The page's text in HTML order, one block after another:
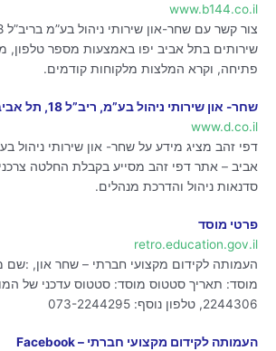
www.b144.co.il
שירותים בתל אביב יפו באמצעות מספר
פתיחה, וקרא המלצות מלקוחות קודמים.
שחר- און שירותי ניהול בע”מ, ריב”ל 18, תל אביב – דפי זהב
www.d.co.il
אביב – אתר דפי זהב מסייע בקבלת החלטה
סדנאות ניהול והדרכת מנהלים.
פרטי מוסד
retro.education.gov.il
2244306, טלפון נוסף: 073-2244295
העמותה לקידום מקצועי חברתי – Facebook